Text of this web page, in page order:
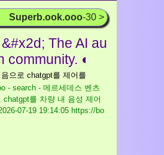
Superb.ook.ooo-30 >
The AI au
community. ◐
으로 chatgpt를 제어를
- search - 메르세데스 벤츠
chatgpt를 차량 내 음성 제어
07-19 19:14:05 https://bo